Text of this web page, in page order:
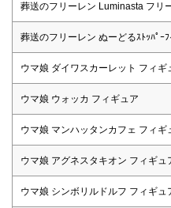
葬送のフリーレン Luminasta フリ
葬送のフリーレン ぬーどるｽﾄｯﾊﾟｰ
ウマ娘 ダイワスカーレット フィギ
ウマ娘 ウォッカ フィギュア
ウマ娘 マンハッタンカフェ フィギ
ウマ娘 アグネスタキオン フィギュ
ウマ娘 シンボリルドルフ フィギュ